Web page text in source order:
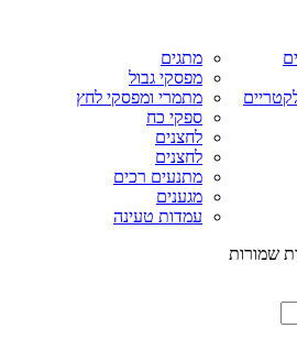
מתגים
מפסקי גבול
מתמרי ומפסקי לחץ
ספקי כח
לחצנים
לחצנים
מתנעים רכים
מגענים
עמדות טעינה
שמורות